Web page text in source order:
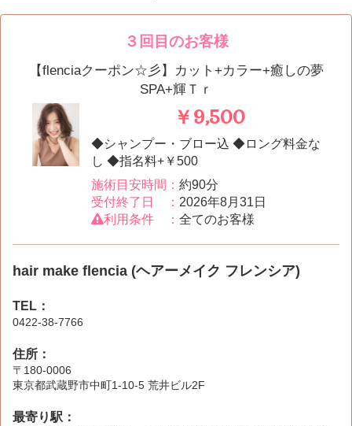
３回目のお客様
【flenciaクーポン☆彡】カット+カラー+癒しの夢
SPA+輝Ｔｒ
￥9,500
◆シャンプー・ブロー込 ◆ロング料金な
し ◆指名料+￥500
施術目安時間： 約90分
受付終了日 ： 2026年8月31日
利用条件 ： 全てのお客様
hair make flencia (ヘアーメイク フレンシア)
TEL：
0422-38-7766
住所：
〒180-0006
東京都武蔵野市中町1-10-5 荒井ビル2F
最寄り駅：